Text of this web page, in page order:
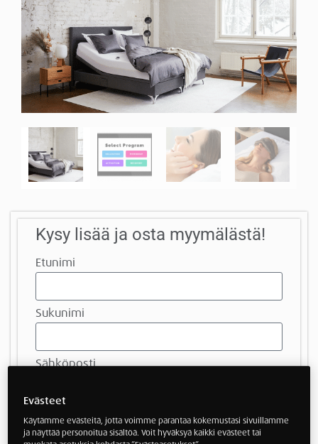
Kysy lisää ja osta myymälästä!
Etunimi
Sukunimi
Sähköposti
Puhelinnumero
Evästeet
Käytämme evästeitä, jotta voimme parantaa kokemustasi sivuillamme
ja näyttää personoitua sisältöä. Voit hyväksyä kaikki evästeet tai